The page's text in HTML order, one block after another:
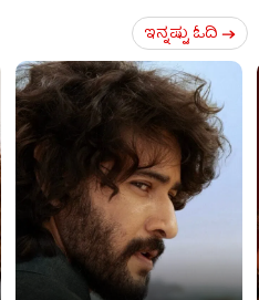
ಇನ್ನಷ್ಟು ಓದಿ